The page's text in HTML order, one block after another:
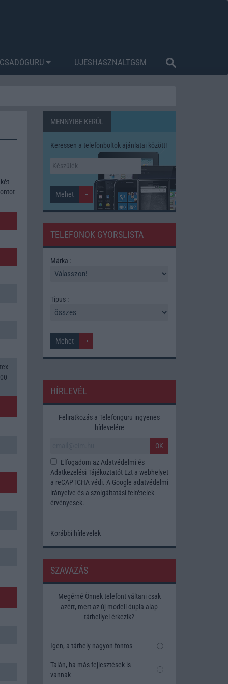
UJESHASZNALTGSM
MENNYIBE KERÜL
Keressen a telefonboltok ajánlatai között!
TELEFONOK GYORSLISTA
Márka :
Tipus :
HÍRLEVÉL
Feliratkozás a Telefonguru ingyenes
hírlevelére
OK
Elfogadom az Adatvédelmi és
Adatkezelési TájékoztatótEzt a webhelyet
a reCAPTCHA védi. A Google adatvédelmi
irányelve és a szolgáltatási feltételek
érvényesek.
Korábbi hírlevelek
SZAVAZÁS
Megérné Önnek telefont váltani csak
azért, mert az új modell dupla alap
tárhellyel érkezik?
Igen, a tárhely nagyon fontos
Talán, ha más fejlesztések is
vannak